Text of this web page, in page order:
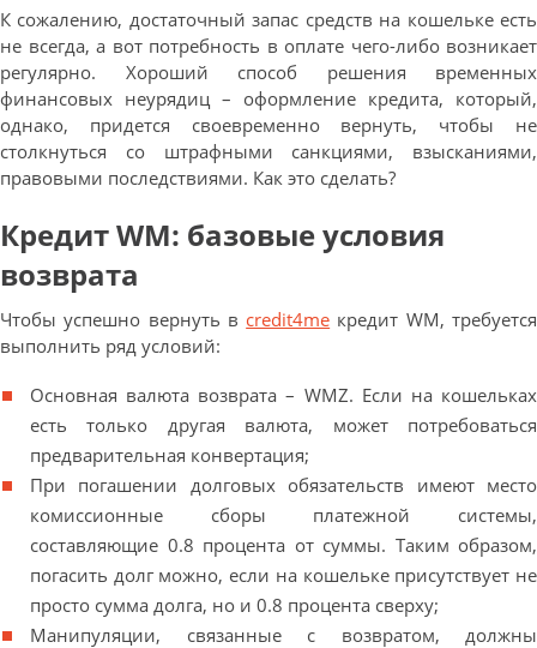
К сожалению, достаточный запас средств на кошельке есть
не всегда, а вот потребность в оплате чего-либо возникает
регулярно. Хороший способ решения временных
финансовых неурядиц – оформление кредита, который,
однако, придется своевременно вернуть, чтобы не
столкнуться со штрафными санкциями, взысканиями,
правовыми последствиями. Как это сделать?
Кредит WM: базовые условия
возврата
Чтобы успешно вернуть в credit4me кредит WM, требуется
выполнить ряд условий:
Основная валюта возврата – WMZ. Если на кошельках
есть только другая валюта, может потребоваться
предварительная конвертация;
При погашении долговых обязательств имеют место
комиссионные сборы платежной системы,
составляющие 0.8 процента от суммы. Таким образом,
погасить долг можно, если на кошельке присутствует не
просто сумма долга, но и 0.8 процента сверху;
Манипуляции, связанные с возвратом, должны